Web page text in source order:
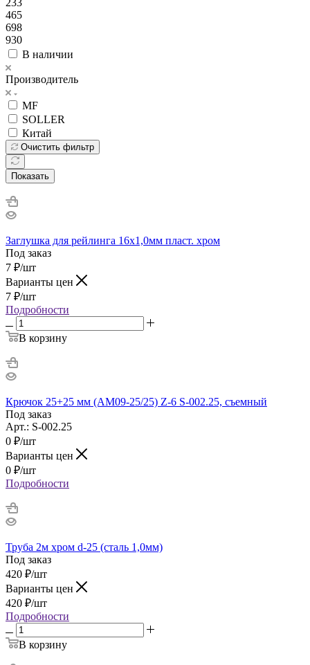
465
698
930
В наличии
Производитель
MF
SOLLER
Китай
Очистить фильтр
Показать
Заглушка для рейлинга 16х1,0мм пласт. хром
Под заказ
7 ₽/шт
Варианты цен
7 ₽/шт
Подробности
В корзину
Крючок 25+25 мм (AM09-25/25) Z-6 S-002.25, съемный
Под заказ
Арт.: S-002.25
0 ₽/шт
Варианты цен
0 ₽/шт
Подробности
Труба 2м хром d-25 (сталь 1,0мм)
Под заказ
420 ₽/шт
Варианты цен
420 ₽/шт
Подробности
В корзину